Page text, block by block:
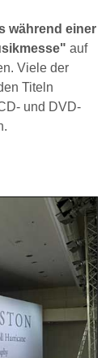
während einer
auf
Viele der
Titeln
und DVD-